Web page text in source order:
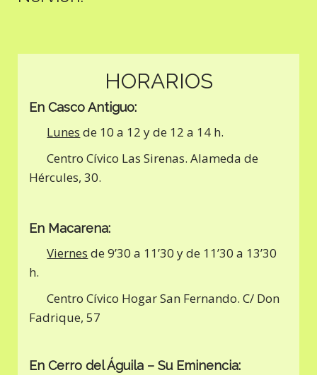
HORARIOS
En Casco Antiguo:
Lunes de 10 a 12 y de 12 a 14 h.
Centro Cívico Las Sirenas. Alameda de
Hércules, 30.
En Macarena:
Viernes de 9’30 a 11’30 y de 11’30 a 13’30
h.
Centro Cívico Hogar San Fernando. C/ Don
Fadrique, 57
En Cerro del Águila – Su Eminencia: